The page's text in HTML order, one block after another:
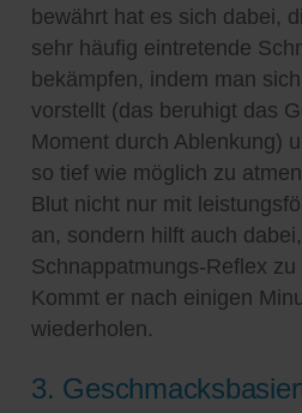
bewährt hat es sich dabei,
sehr häufig eintretende
bekämpfen, indem man
vorstellt (das beruhigt das
Moment durch Ablenkung)
so tief wie möglich zu
Blut nicht nur mit
an, sondern hilft auch
Schnappatmungs-Reflex
Kommt er nach einigen
wiederholen.
3.